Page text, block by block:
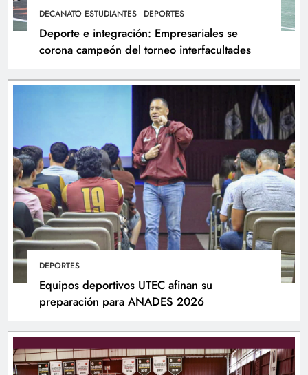
DECANATO ESTUDIANTES DEPORTES
Deporte e integración: Empresariales se
corona campeón del torneo interfacultades
DEPORTES
Equipos deportivos UTEC afinan su
preparación para ANADES 2026